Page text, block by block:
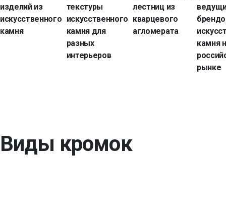
изделий из
искусственного
камня
текстуры
искусственного
камня для
разных
интерьеров
лестниц из
кварцевого
агломерата
камня
рынке
Виды кромок